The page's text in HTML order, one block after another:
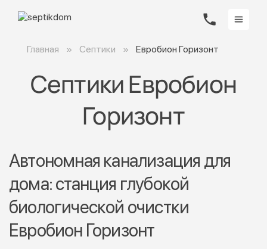
Главная Септики Евробион Горизонт
Септики Евробион
Горизонт
Автономная канализация для
дома: станция глубокой
биологической очистки
Евробион Горизонт